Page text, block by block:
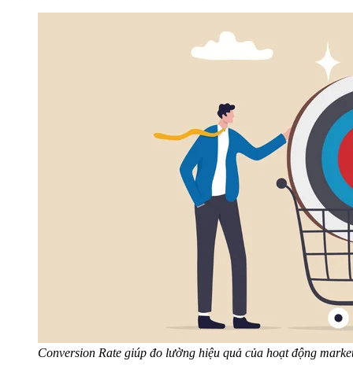
Conversion Rate giúp đo lường hiệu quả của hoạt động